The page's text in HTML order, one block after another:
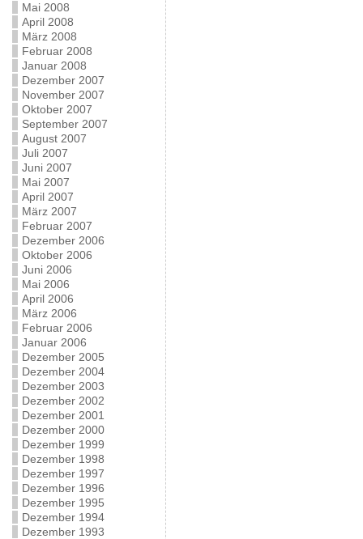
Mai 2008
April 2008
März 2008
Februar 2008
Januar 2008
Dezember 2007
November 2007
Oktober 2007
September 2007
August 2007
Juli 2007
Juni 2007
Mai 2007
April 2007
März 2007
Februar 2007
Dezember 2006
Oktober 2006
Juni 2006
Mai 2006
April 2006
März 2006
Februar 2006
Januar 2006
Dezember 2005
Dezember 2004
Dezember 2003
Dezember 2002
Dezember 2001
Dezember 2000
Dezember 1999
Dezember 1998
Dezember 1997
Dezember 1996
Dezember 1995
Dezember 1994
Dezember 1993